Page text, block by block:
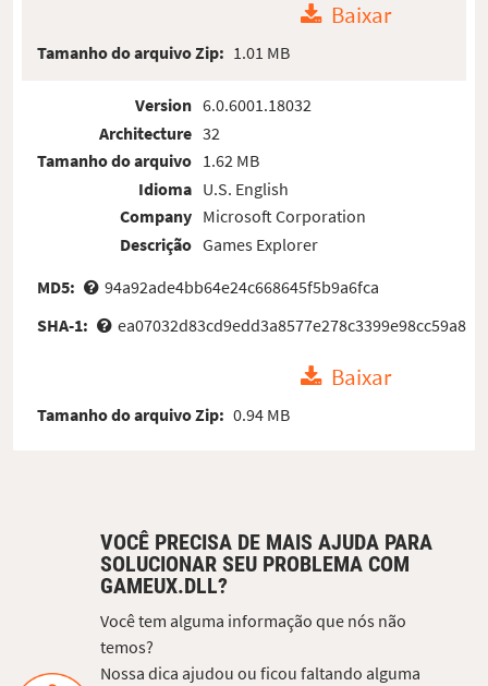
Baixar
Tamanho do arquivo Zip: 1.01 MB
Version
Architecture
Tamanho do arquivo
Idioma
Company
Descrição
6.0.6001.18032
32
1.62 MB
U.S. English
Microsoft Corporation
Games Explorer
MD5:
94a92ade4bb64e24c668645f5b9a6fca
SHA-1:
ea07032d83cd9edd3a8577e278c3399e98cc59a8
Baixar
Tamanho do arquivo Zip: 0.94 MB
VOCÊ PRECISA DE MAIS AJUDA PARA
SOLUCIONAR SEU PROBLEMA COM
GAMEUX.DLL?
Você tem alguma informação que nós não
temos?
Nossa dica ajudou ou ficou faltando alguma